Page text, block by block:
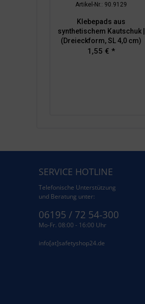
Artikel-Nr.: 90.9129
Klebepads aus
synthetischem Kautschuk |
(Dreieckform, SL 4,0 cm)
1,55 € *
SERVICE HOTLINE
Telefonische Unterstützung
und Beratung unter:
06195 / 72 54-300
Mo-Fr. 08:00 - 16:00 Uhr
info[at]safetyshop24.de